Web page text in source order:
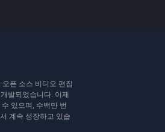
픈 소스 비디오 편집
발되었습니다. 이제
있으며, 수백만 번
계속 성장하고 있습